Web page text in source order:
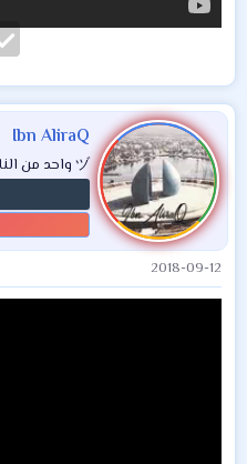
Ibn AliraQ
ヅ واحد من الناس ヅ
2018-09-12